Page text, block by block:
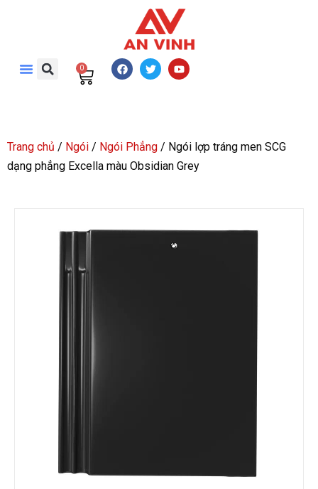
0
Trang chủ / Ngói / Ngói Phẳng / Ngói lợp tráng men SCG
dạng phẳng Excella màu Obsidian Grey